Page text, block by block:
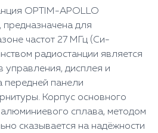
OPTIM-APOLLO
для
частот 27 МГц (Си-
радиостанции является
управления, дисплея и
передней панели
Корпус основного
сплава, методом
сказывается на надёжности